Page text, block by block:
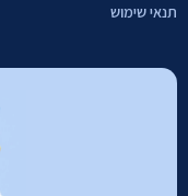
תנאי שימוש